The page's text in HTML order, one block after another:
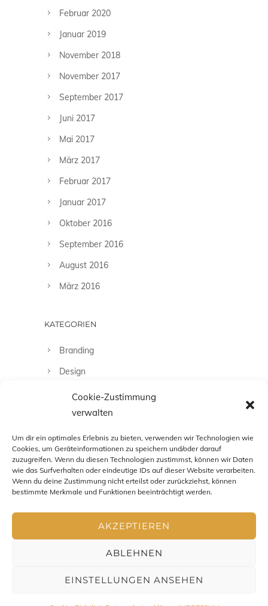
Cookie-Zustimmung
verwalten
Um dir ein optimales Erlebnis zu bieten, verwenden wir Technologien wie
Cookies, um Geräteinformationen zu speichern und/oder darauf
zuzugreifen. Wenn du diesen Technologien zustimmst, können wir Daten
wie das Surfverhalten oder eindeutige IDs auf dieser Website verarbeiten.
Wenn du deine Zustimmung nicht erteilst oder zurückziehst, können
bestimmte Merkmale und Funktionen beeinträchtigt werden.
AKZEPTIEREN
ABLEHNEN
EINSTELLUNGEN ANSEHEN
Februar 2020
Januar 2019
November 2018
November 2017
September 2017
Juni 2017
Mai 2017
März 2017
Februar 2017
Januar 2017
Oktober 2016
September 2016
August 2016
März 2016
KATEGORIEN
Branding
Design
Fashion
Fotografie
Uncategorized